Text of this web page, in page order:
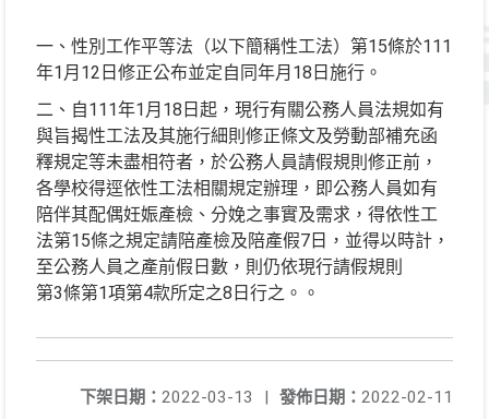
一、性別工作平等法（以下簡稱性工法）第15條於111
年1月12日修正公布並定自同年月18日施行。
二、自111年1月18日起，現行有關公務人員法規如有
與旨揭性工法及其施行細則修正條文及勞動部補充函
釋規定等未盡相符者，於公務人員請假規則修正前，
各學校得逕依性工法相關規定辦理，即公務人員如有
陪伴其配偶妊娠產檢、分娩之事實及需求，得依性工
法第15條之規定請陪產檢及陪產假7日，並得以時計，
至公務人員之產前假日數，則仍依現行請假規則
第3條第1項第4款所定之8日行之。。
發佈日期： 2022-02-11
下架日期： 2022-03-13
|